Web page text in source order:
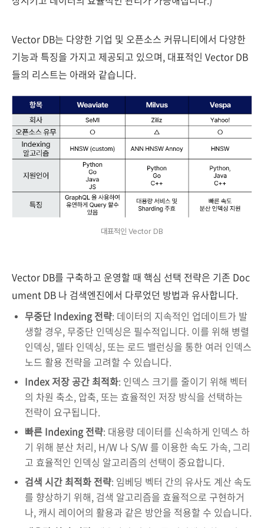
Vector DB는 다양한 기업 및 오픈소스 커뮤니티에서 다양한
기능과 특징을 가지고 제공되고 있으며, 대표적인 Vector DB
들의 리스트는 아래와 같습니다.
대표적인 Vector DB
Vector DB를 구축하고 운영할 때 핵심 선택 전략은 기존 Doc
ument DB 나 검색엔진에서 다루었던 방법과 유사합니다.
무중단 Indexing 전략: 데이터의 지속적인 업데이트가 발
생할 경우, 무중단 인덱싱은 필수적입니다. 이를 위해 병렬
인덱싱, 델타 인덱싱, 또는 로드 밸런싱을 통한 여러 인덱스
노드 활용 전략을 고려할 수 있습니다.
Index 저장 공간 최적화: 인덱스 크기를 줄이기 위해 벡터
의 차원 축소, 압축, 또는 효율적인 저장 방식을 선택하는
전략이 요구됩니다.
빠른 Indexing 전략: 대용량 데이터를 신속하게 인덱스 하
기 위해 분산 처리, H/W 나 S/W 를 이용한 속도 가속, 그리
고 효율적인 인덱싱 알고리즘의 선택이 중요합니다.
검색 시간 최적화 전략: 임베딩 벡터 간의 유사도 계산 속도
를 향상하기 위해, 검색 알고리즘을 효율적으로 구현하거
나, 캐시 레이어의 활용과 같은 방안을 적용할 수 있습니다.